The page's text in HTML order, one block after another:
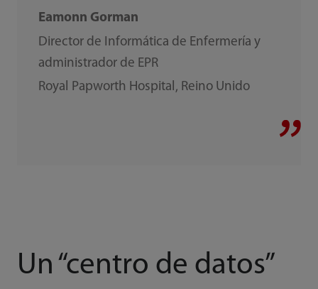
Eamonn Gorman
Director de Informática de Enfermería y
administrador de EPR
Royal Papworth Hospital, Reino Unido
Un “centro de datos”